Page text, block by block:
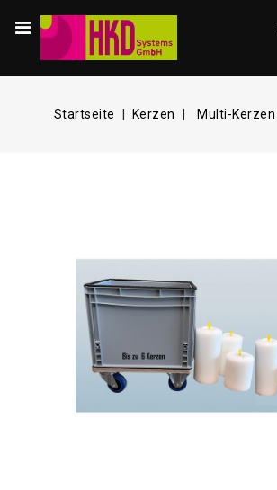
Startseite Kerzen Multi-